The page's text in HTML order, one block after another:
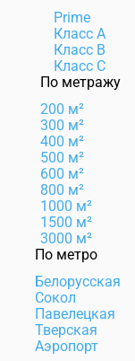
Prime
Класс А
Класс B
Класс C
По метражу
200 м²
300 м²
400 м²
500 м²
600 м²
800 м²
1000 м²
1500 м²
3000 м²
По метро
Белорусская
Сокол
Павелецкая
Тверская
Аэропорт